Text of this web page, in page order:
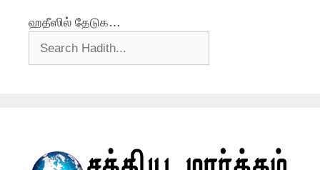
ஹதீஸில் தேடுக…